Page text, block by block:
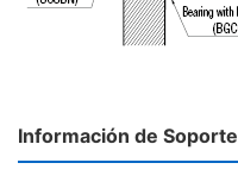
Información de Soporte